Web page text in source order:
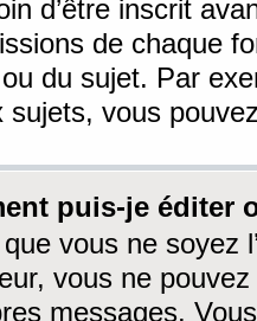
d’être inscrit
de chaque
du sujet. Par
sujets, vous
puis-je éditer
vous ne soyez
vous ne
messages.